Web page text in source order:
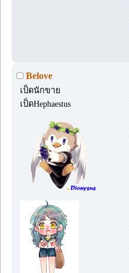
Belove
เป็ดนักขาย
เป็ดHephaestus